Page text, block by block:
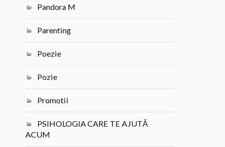
Pandora M
Parenting
Poezie
Pozie
Promotii
PSIHOLOGIA CARE TE AJUTĂ
ACUM